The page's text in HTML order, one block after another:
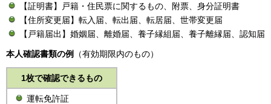
【証明書】戸籍・住民票に関するもの、附票、身分証明書
【住所変更届】転入届、転出届、転居届、世帯変更届
【戸籍届出】婚姻届、離婚届、養子縁組届、養子離縁届、認知届
本人確認書類の例 （有効期限内のもの）
1枚で確認できるもの
運転免許証